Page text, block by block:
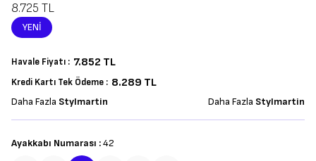
8.725 TL
YENI
Havale Fiyatı : 7.852 TL
Kredi Kartı Tek Ödeme : 8.289 TL
Daha Fazla Stylmartin Daha Fazla Stylmartin
Ayakkabı Numarası :42